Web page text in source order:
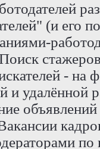
(и его
-
и удалённой